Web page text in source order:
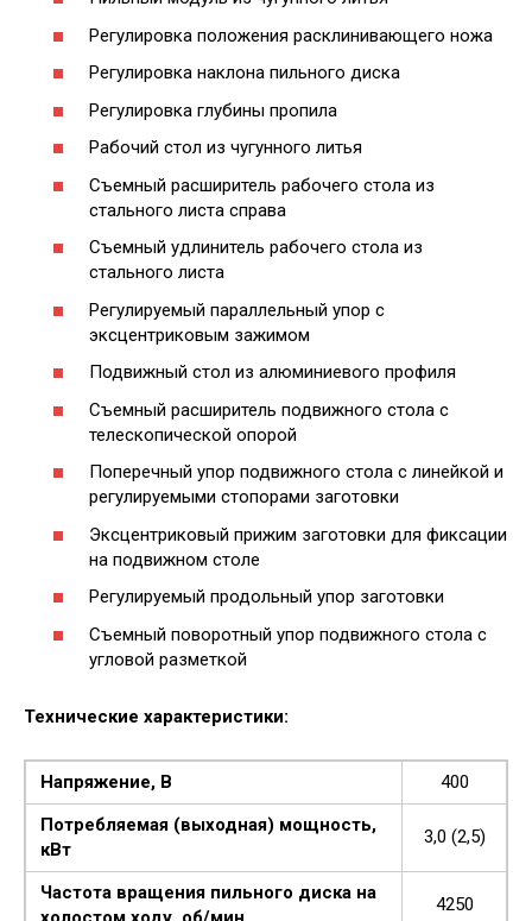
Регулировка положения расклинивающего ножа
Регулировка наклона пильного диска
Регулировка глубины пропила
Рабочий стол из чугунного литья
Съемный расширитель рабочего стола из
стального листа справа
Съемный удлинитель рабочего стола из
стального листа
Регулируемый параллельный упор с
эксцентриковым зажимом
Подвижный стол из алюминиевого профиля
Съемный расширитель подвижного стола с
телескопической опорой
Поперечный упор подвижного стола с линейкой и
регулируемыми стопорами заготовки
Эксцентриковый прижим заготовки для фиксации
на подвижном столе
Регулируемый продольный упор заготовки
Съемный поворотный упор подвижного стола с
угловой разметкой
Технические характеристики:
Напряжение, В
400
Потребляемая (выходная) мощность,
кВт
3,0 (2,5)
Частота вращения пильного диска на
4250